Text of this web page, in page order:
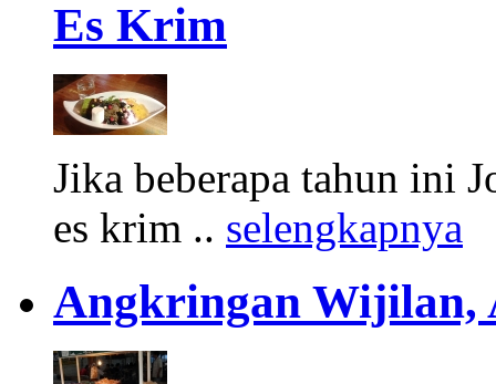
Es Krim
Jika beberapa tahun ini
es krim .. selengkapnya
Angkringan Wijilan,